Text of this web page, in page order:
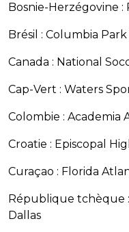
Bosnie-Herzégovine :
Brésil : Columbia
Canada : National
Cap-Vert : Waters
Colombie : Academia
Croatie : Episcopal
Curaçao : Florida
République tchèque
Dallas